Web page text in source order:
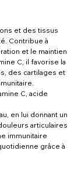
et des tissus
Contribue à
et le maintien
C, il favorise la
des cartilages et
C, acide
en lui donnant un
articulaires
immunitaire
grâce à